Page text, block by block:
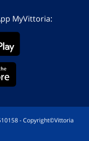
MyVittoria:
- Copyright©Vittoria